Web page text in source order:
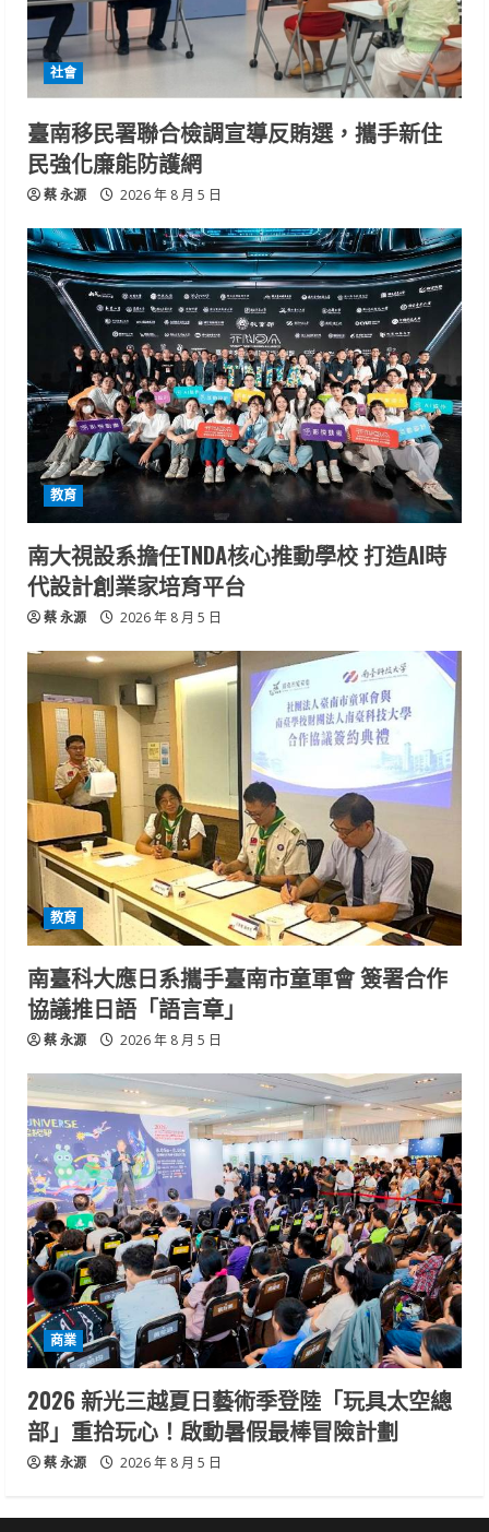
社會
臺南移民署聯合檢調宣導反賄選，攜手新住
民強化廉能防護網
蔡 永源 2026 年 8 月 5 日
教育
南大視設系擔任TNDA核心推動學校 打造AI時
代設計創業家培育平台
蔡 永源 2026 年 8 月 5 日
教育
南臺科大應日系攜手臺南市童軍會 簽署合作
協議推日語「語言章」
蔡 永源 2026 年 8 月 5 日
商業
2026 新光三越夏日藝術季登陸「玩具太空總
部」重拾玩心！啟動暑假最棒冒險計劃
蔡 永源 2026 年 8 月 5 日